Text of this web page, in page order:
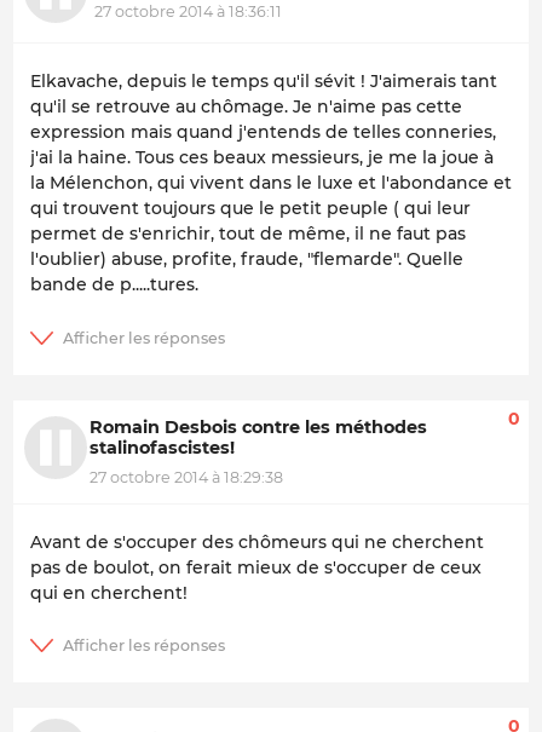
27 octobre 2014 à 18:36:11
Elkavache, depuis le temps qu'il sévit ! J'aimerais tant
qu'il se retrouve au chômage. Je n'aime pas cette
expression mais quand j'entends de telles conneries,
j'ai la haine. Tous ces beaux messieurs, je me la joue à
la Mélenchon, qui vivent dans le luxe et l'abondance et
qui trouvent toujours que le petit peuple ( qui leur
permet de s'enrichir, tout de même, il ne faut pas
l'oublier) abuse, profite, fraude, "flemarde". Quelle
bande de p.....tures.
Romain Desbois contre les méthodes
stalinofascistes!
27 octobre 2014 à 18:29:38
0
Avant de s'occuper des chômeurs qui ne cherchent
pas de boulot, on ferait mieux de s'occuper de ceux
qui en cherchent!
0